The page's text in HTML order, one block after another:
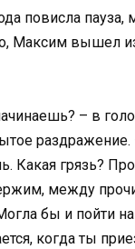
повисла пауза,
Максим вышел
– в
Какая грязь?
между
бы и пойти
когда ты